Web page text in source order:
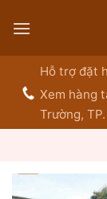
qua
Hỗ trợ đặt
Xem hàng
Trường,